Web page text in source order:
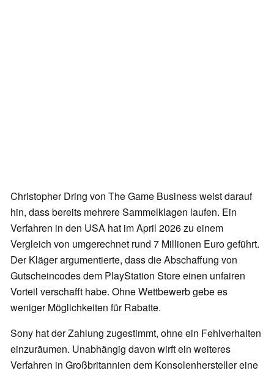
Christopher Dring von The Game Business weist darauf
hin, dass bereits mehrere Sammelklagen laufen. Ein
Verfahren in den USA hat im April 2026 zu einem
Vergleich von umgerechnet rund 7 Millionen Euro geführt.
Der Kläger argumentierte, dass die Abschaffung von
Gutscheincodes dem PlayStation Store einen unfairen
Vorteil verschafft habe. Ohne Wettbewerb gebe es
weniger Möglichkeiten für Rabatte.
Sony hat der Zahlung zugestimmt, ohne ein Fehlverhalten
einzuräumen. Unabhängig davon wirft ein weiteres
Verfahren in Großbritannien dem Konsolenhersteller eine